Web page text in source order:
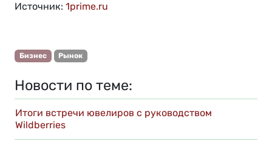
Источник: 1prime.ru
Бизнес Рынок
Новости по теме:
Итоги встречи ювелиров с руководством
Wildberries